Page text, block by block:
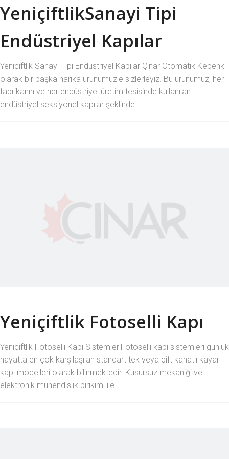
YeniçiftlikSanayi Tipi
Endüstriyel Kapılar
Yeniçiftlik Sanayi Tipi Endüstriyel Kapılar Çınar Otomatik Kepenk
olarak bir başka harika ürünümüzle sizlerleyiz. Bu ürünümüz, her
fabrikanın ve her endüstriyel üretim tesisinde kullanılan
endüstriyel seksiyonel kapılar şeklinde ...
Yeniçiftlik Fotoselli Kapı
Yeniçiftlik Fotoselli Kapı SistemleriFotoselli kapı sistemleri günlük
hayatta en çok karşılaşılan standart tek veya çift kanatlı kayar
kapı modelleri olarak bilinmektedir. Kusursuz mekaniği ve
elektronik mühendislik birikimi ile ...